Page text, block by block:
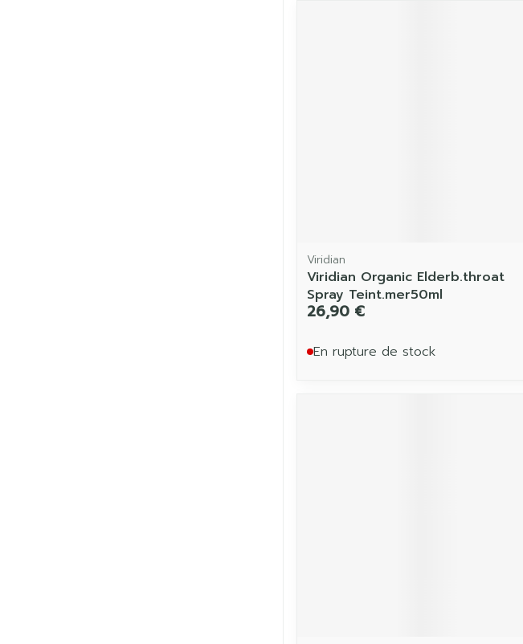
Viridian
Viridian Organic Elderb.throat
Spray Teint.mer50ml
26,90 €
En rupture de stock